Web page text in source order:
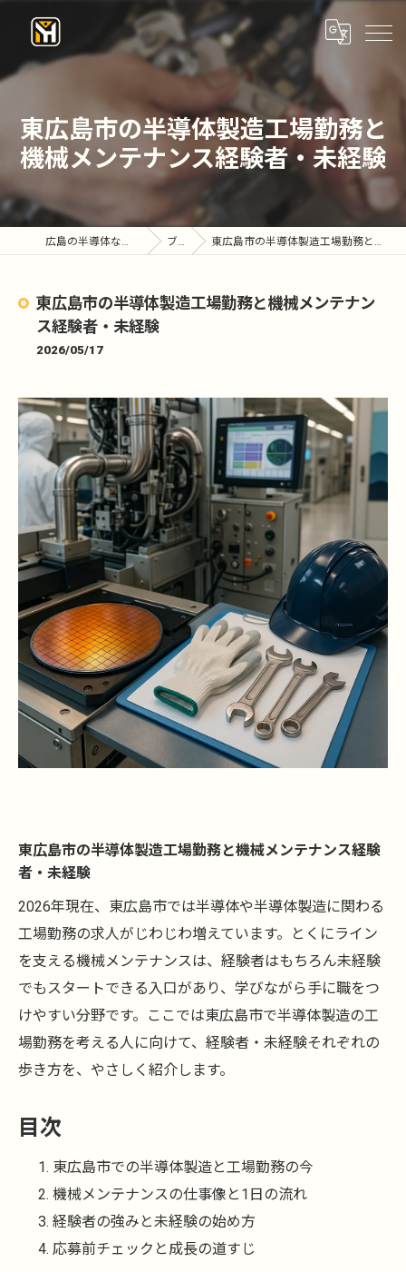
東広島市の半導体製造工場勤務と
機械メンテナンス経験者・未経験
広島の半導体なら株式会社優陽工業 ブログ 東広島市の半導体製造工場勤務と機械メンテナンス経験者・未経験
東広島市の半導体製造工場勤務と機械メンテナン
ス経験者・未経験
2026/05/17
東広島市の半導体製造工場勤務と機械メンテナンス経験
者・未経験
2026年現在、東広島市では半導体や半導体製造に関わる
工場勤務の求人がじわじわ増えています。とくにライン
を支える機械メンテナンスは、経験者はもちろん未経験
でもスタートできる入口があり、学びながら手に職をつ
けやすい分野です。ここでは東広島市で半導体製造の工
場勤務を考える人に向けて、経験者・未経験それぞれの
歩き方を、やさしく紹介します。
目次
東広島市での半導体製造と工場勤務の今
機械メンテナンスの仕事像と1日の流れ
経験者の強みと未経験の始め方
応募前チェックと成長の道すじ